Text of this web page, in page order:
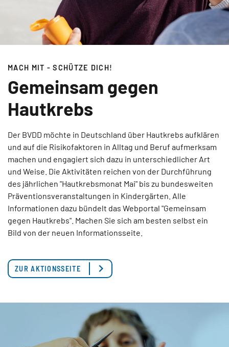
MACH MIT - SCHÜTZE DICH!
Gemeinsam gegen
Hautkrebs
Der BVDD möchte in Deutschland über Hautkrebs aufklären
und auf die Risikofaktoren in Alltag und Beruf aufmerksam
machen und engagiert sich dazu in unterschiedlicher Art
und Weise. Die Aktivitäten reichen von der Durchführung
des jährlichen "Hautkrebsmonat Mai" bis zu bundesweiten
Präventionsveranstaltungen in Kindergärten. Alle
Informationen dazu bündelt das Webportal "Gemeinsam
gegen Hautkrebs". Machen Sie sich am besten selbst ein
Bild von der neuen Informationsseite.
ZUR AKTIONSSEITE